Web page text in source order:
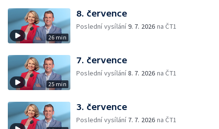
26 min
8. července
Poslední vysílání9. 7. 2026 na ČT1
25 min
7. července
Poslední vysílání8. 7. 2026 na ČT1
3. července
Poslední vysílání 7. 7. 2026 na ČT1